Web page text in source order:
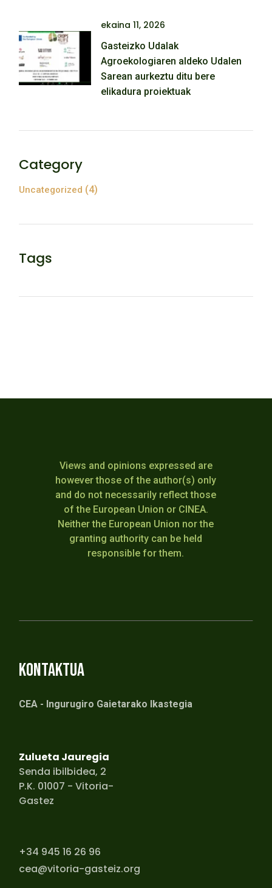
ekaina 11, 2026
Gasteizko Udalak
Agroekologiaren aldeko Udalen
Sarean aurkeztu ditu bere
elikadura proiektuak
Category
Uncategorized (4)
Tags
Views and opinions expressed are
however those of the author(s) only
and do not necessarily reflect those
of the European Union or CINEA.
Neither the European Union nor the
granting authority can be held
responsible for them.
KONTAKTUA
CEA - Ingurugiro Gaietarako Ikastegia
Zulueta Jauregia
Senda ibilbidea, 2
P.K. 01007 - Vitoria-
Gastez
+34 945 16 26 96
cea@vitoria-gasteiz.org